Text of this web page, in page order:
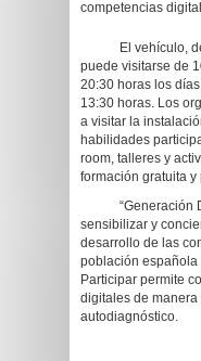
competencias
El vehículo, de
puede visitarse de
20:30 horas los
13:30 horas. Los
a visitar la
habilidades
room, talleres y
formación gratuita
“Generación D”
sensibilizar y
desarrollo de las
población española
Participar permite
digitales de
autodiagnóstico.